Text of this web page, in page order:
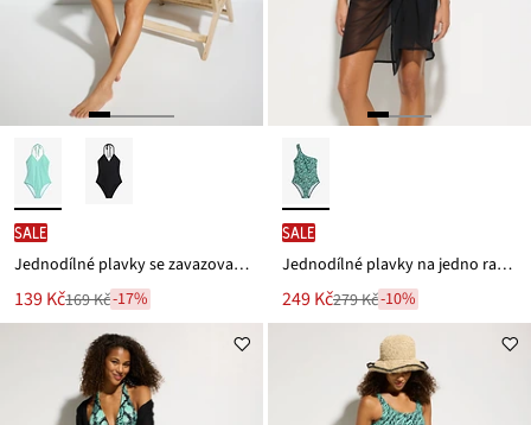
SALE
Jednodílné plavky se zavazovacím ramínkem kolem krku
Nová
cena
139 Kč
Zlevněno169 Kč-17%
SALE
Jednodílné plavky na jedno ramínko
Nová
cena
249 Kč
Zlevněno279 Kč-10%